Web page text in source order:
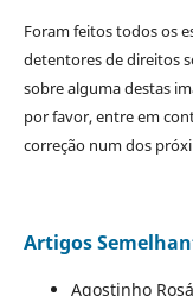
Foram feitos todos os
detentores de direitos
sobre alguma destas
por favor, entre em
correção num dos
Artigos
Agostinho